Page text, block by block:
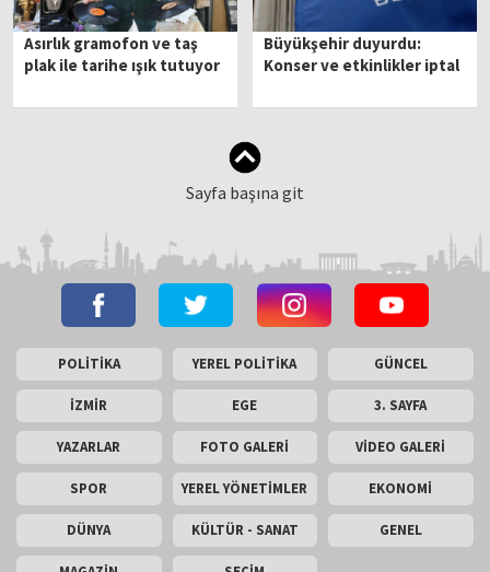
Asırlık gramofon ve taş
plak ile tarihe ışık tutuyor
Büyükşehir duyurdu:
Konser ve etkinlikler iptal
Sayfa başına git
POLİTİKA YEREL POLİTİKA GÜNCEL
İZMİR EGE 3. SAYFA
YAZARLAR FOTO GALERİ VİDEO GALERİ
SPOR YEREL YÖNETİMLER EKONOMİ
DÜNYA KÜLTÜR - SANAT GENEL